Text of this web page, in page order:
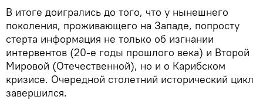
В итоге доигрались до того, что у нынешнего
поколения, проживающего на Западе, попросту
стерта информация не только об изгнании
интервентов (20-е годы прошлого века) и Второй
Мировой (Отечественной), но и о Карибском
кризисе. Очередной столетний исторический цикл
завершился.